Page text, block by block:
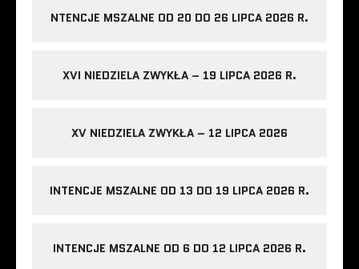
NTENCJE MSZALNE OD 20 DO 26 LIPCA 2026 R.
XVI NIEDZIELA ZWYKŁA – 19 LIPCA 2026 R.
XV NIEDZIELA ZWYKŁA – 12 LIPCA 2026
INTENCJE MSZALNE OD 13 DO 19 LIPCA 2026 R.
INTENCJE MSZALNE OD 6 DO 12 LIPCA 2026 R.